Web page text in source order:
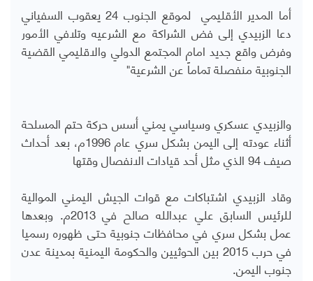
أما المدير الأقليمي لموقع الجنوب 24 يعقوب السفياني
دعا الزبيدي إلى فض الشراكة مع الشرعيه وتلافي الأمور
وفرض واقع جديد امام المجتمع الدولي والاقليمي القضية
الجنوبية منفصلة تماماً عن الشرعية"
والزبيدي عسكري وسياسي يمني أسس حركة حتم المسلحة
أثناء عودته إلى اليمن بشكل سري عام 1996م، بعد أحداث
صيف 94 الذي مثل أحد قيادات الانفصال وقتها
وقاد الزبيدي اشتباكات مع قوات الجيش اليمني الموالية
للرئيس السابق علي عبدالله صالح في 2013م. وبعدها
عمل بشكل سري في محافظات جنوبية حتى ظهوره رسميا
في حرب 2015 بين الحوثيين والحكومة اليمنية بمدينة عدن
جنوب اليمن.